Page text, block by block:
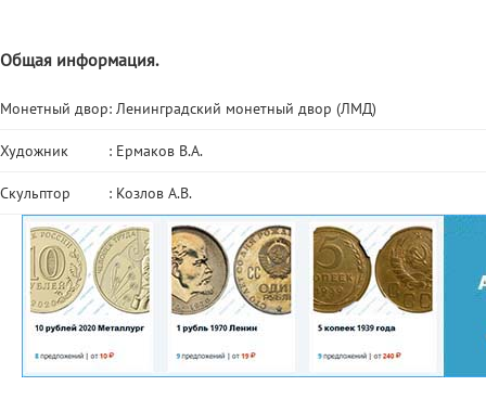
Общая информация.
Монетный двор: Ленинградский монетный двор (ЛМД)
Художник : Ермаков В.А.
Скульптор : Козлов А.В.